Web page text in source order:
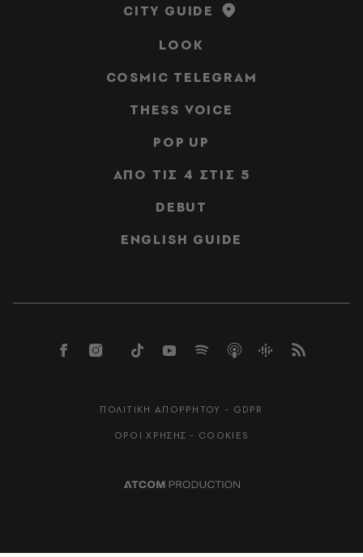
CITY GUIDE
LOOK
COSMIC TELEGRAM
THESS VOICE
POP UP
ΑΠΟ ΤΙΣ 4 ΣΤΙΣ 5
DEBUT
ENGLISH GUIDE
ΠΟΛΙΤΙΚΗ ΑΠΟΡΡΗΤΟΥ - GDPR
ΟΡΟΙ ΧΡΗΣΗΣ - COOKIES